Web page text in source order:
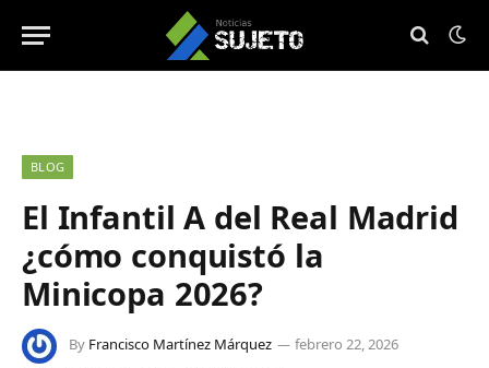
BLOG
El Infantil A del Real Madrid
¿cómo conquistó la
Minicopa 2026?
By Francisco Martínez Márquez
febrero 22, 2026